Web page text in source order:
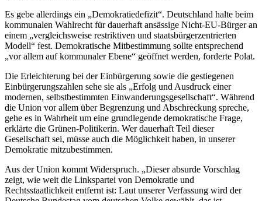
Es gebe allerdings ein „Demokratiedefizit“. Deutschland halte beim
kommunalen Wahlrecht für dauerhaft ansässige Nicht-EU-Bürger an
einem „vergleichsweise restriktiven und staatsbürgerzentrierten
Modell“ fest. Demokratische Mitbestimmung sollte entsprechend
„vor allem auf kommunaler Ebene“ geöffnet werden, forderte Polat.
Die Erleichterung bei der Einbürgerung sowie die gestiegenen
Einbürgerungszahlen sehe sie als „Erfolg und Ausdruck einer
modernen, selbstbestimmten Einwanderungsgesellschaft“. Während
die Union vor allem über Begrenzung und Abschreckung spreche,
gehe es in Wahrheit um eine grundlegende demokratische Frage,
erklärte die Grünen-Politikerin. Wer dauerhaft Teil dieser
Gesellschaft sei, müsse auch die Möglichkeit haben, in unserer
Demokratie mitzubestimmen.
Aus der Union kommt Widerspruch. „Dieser absurde Vorschlag
zeigt, wie weit die Linkspartei von Demokratie und
Rechtsstaatlichkeit entfernt ist: Laut unserer Verfassung wird der